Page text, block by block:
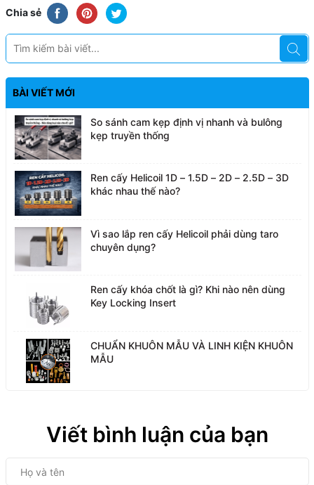
Chia sẻ
BÀI VIẾT MỚI
So sánh cam kẹp định vị nhanh và bulông
kẹp truyền thống
Ren cấy Helicoil 1D – 1.5D – 2D – 2.5D – 3D
khác nhau thế nào?
Vì sao lắp ren cấy Helicoil phải dùng taro
chuyên dụng?
Ren cấy khóa chốt là gì? Khi nào nên dùng
Key Locking Insert
CHUẨN KHUÔN MẪU VÀ LINH KIỆN KHUÔN
MẪU
Viết bình luận của bạn